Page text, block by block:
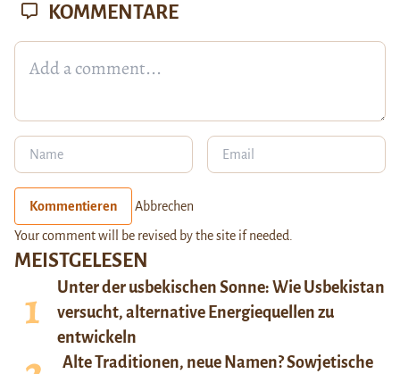
MEISTGELESEN
Unter der usbekischen Sonne: Wie Usbekistan
versucht, alternative Energiequellen zu
entwickeln
Alte Traditionen, neue Namen? Sowjetische
KOMMENTARE
Kommentieren Abbrechen
Your comment will be revised by the site if needed.